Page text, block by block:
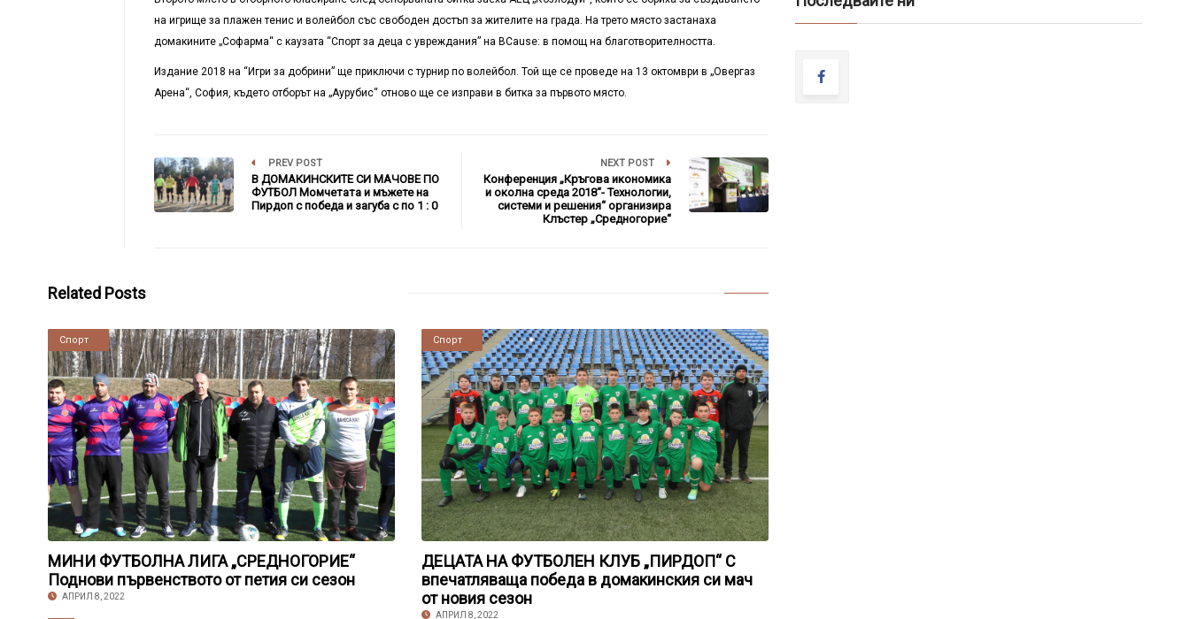
на игрище за плажен тенис и волейбол със свободен достъп за жителите на града. На трето място застанаха
домакините „Софарма“с каузата “Спорт за деца с увреждания” на BCause: в помощ на благотворителността.
Издание 2018 на “Игри за добрини” ще приключи с турнир по волейбол. Той ще се проведе на 13 октомври в „Овергаз
Арена“, София, където отборът на „Аурубис“ отново ще се изправи в битка за първото място.
PREV POST
В ДОМАКИНСКИТЕ СИ МАЧОВЕ ПО
ФУТБОЛ Момчетата и мъжете на
Пирдоп с победа и загуба с по 1 : 0
NEXT POST
Конференция „Кръгова икономика
и околна среда 2018“- Технологии,
системи и решения“ организира
Клъстер „Средногорие“
Related Posts
Новини
Спорт
МИНИ ФУТБОЛНА ЛИГА „СРЕДНОГОРИЕ“
Поднови първенството от петия си сезон
АПРИЛ 8, 2022
Новини
Спорт
ДЕЦАТА НА ФУТБОЛЕН КЛУБ „ПИРДОП“ С
впечатляваща победа в домакинския си мач
от новия сезон
АПРИЛ 8, 2022